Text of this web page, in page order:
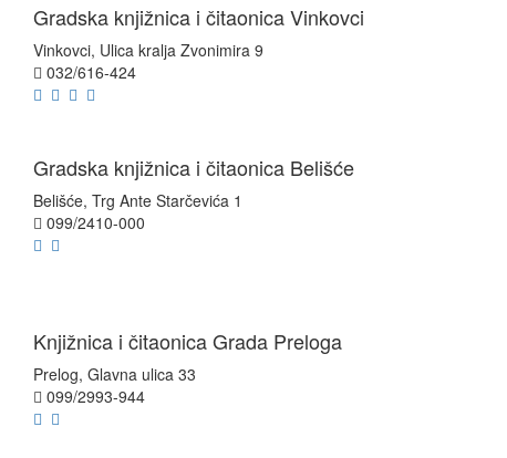
Gradska knjižnica i čitaonica Vinkovci
Vinkovci, Ulica kralja Zvonimira 9
032/616-424
Gradska knjižnica i čitaonica Belišće
Belišće, Trg Ante Starčevića 1
099/2410-000
Knjižnica i čitaonica Grada Preloga
Prelog, Glavna ulica 33
099/2993-944